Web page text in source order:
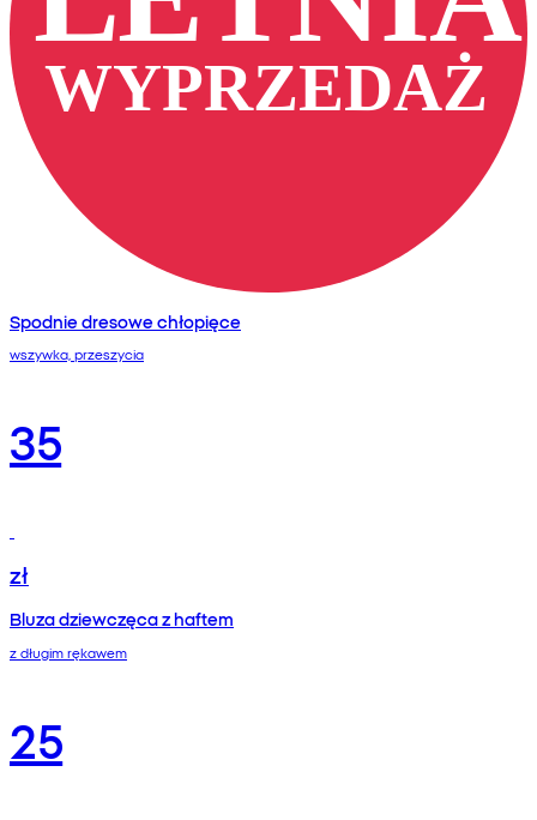
Spodnie dresowe chłopięce
wszywka, przeszycia
35
zł
Bluza dziewczęca z haftem
z długim rękawem
25